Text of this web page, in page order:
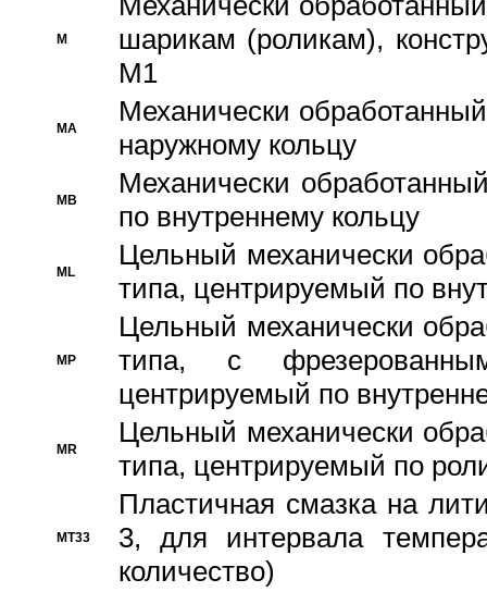
M
шарикам (роликам),
M1
MA
Механически
наружному кольцу
MB
Механически
по внутреннему кольцу
ML
Цельный механически
типа, центрируемый по
MP
Цельный механически
типа, с
центрируемый по
MR
Цельный механически
типа, центрируемый по
MT33
Пластичная смазка на
3, для интервала
количество)